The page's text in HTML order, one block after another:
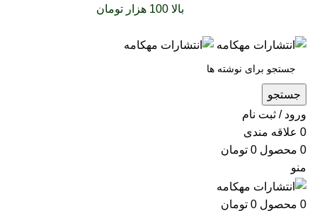
بالا 100 هزار تومان
جستجو
ورود / ثبت نام
0 علاقه مندی
0 محصول 0 تومان
منو
0 محصول 0 تومان